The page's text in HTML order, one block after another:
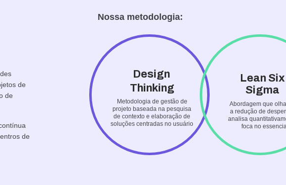
de
de
de
Nossa metodologia:
Metodologia de gestão de
projeto baseada na pesquisa
de contexto e elaboração de
soluções centradas no usuário
Lean Six
Sigma
Abordagem que
a redução de
analisa
foca no
Design
Thinking